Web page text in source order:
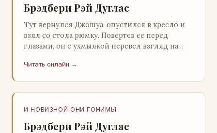
Брэдбери Рэй Дуглас
Тут вернулся Джошуа, опустился в кресло и
взял со стола рюмку. Повертев ее перед
глазами, он с ухмылкой перевел взгляд на
видом с…
Читать онлайн →
И НОВИЗНОЙ ОНИ ГОНИМЫ
Брэдбери Рэй Дуглас